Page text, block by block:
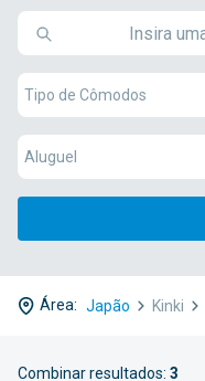
Tipo de Cômodos
Aluguel
Área: Japão Kinki
Combinar resultados: 3